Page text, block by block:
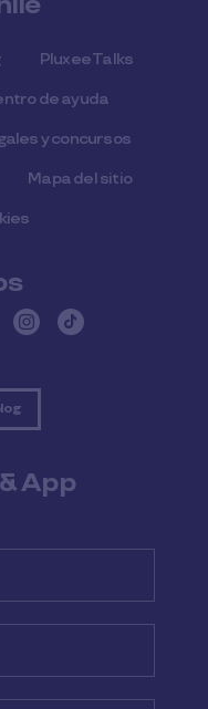
Pluxee Talks
de ayuda
y concursos
Mapa del sitio
App